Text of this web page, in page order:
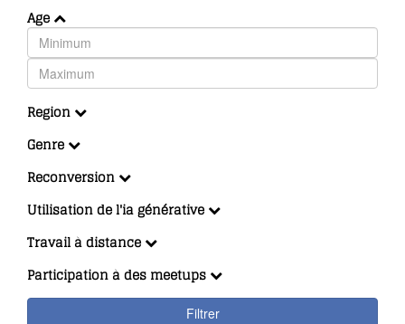
Age
Region
Genre
Reconversion
Utilisation de l'ia générative
Travail à distance
Participation à des meetups
Filtrer